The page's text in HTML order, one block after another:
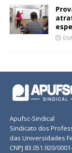
05/
Apufsc-Sindical
Sindicato dos
das Universidades
CNPJ 83.051.920/